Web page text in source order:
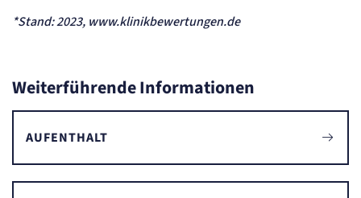
*Stand: 2023, www.klinikbewertungen.de
Weiterführende Informationen
AUFENTHALT
SmartRecruiters GmbH
Speichert die ausgewählten Filter-Eigenschaften des Benutzers, um die entsprechenden
Cookie Laufzeit: